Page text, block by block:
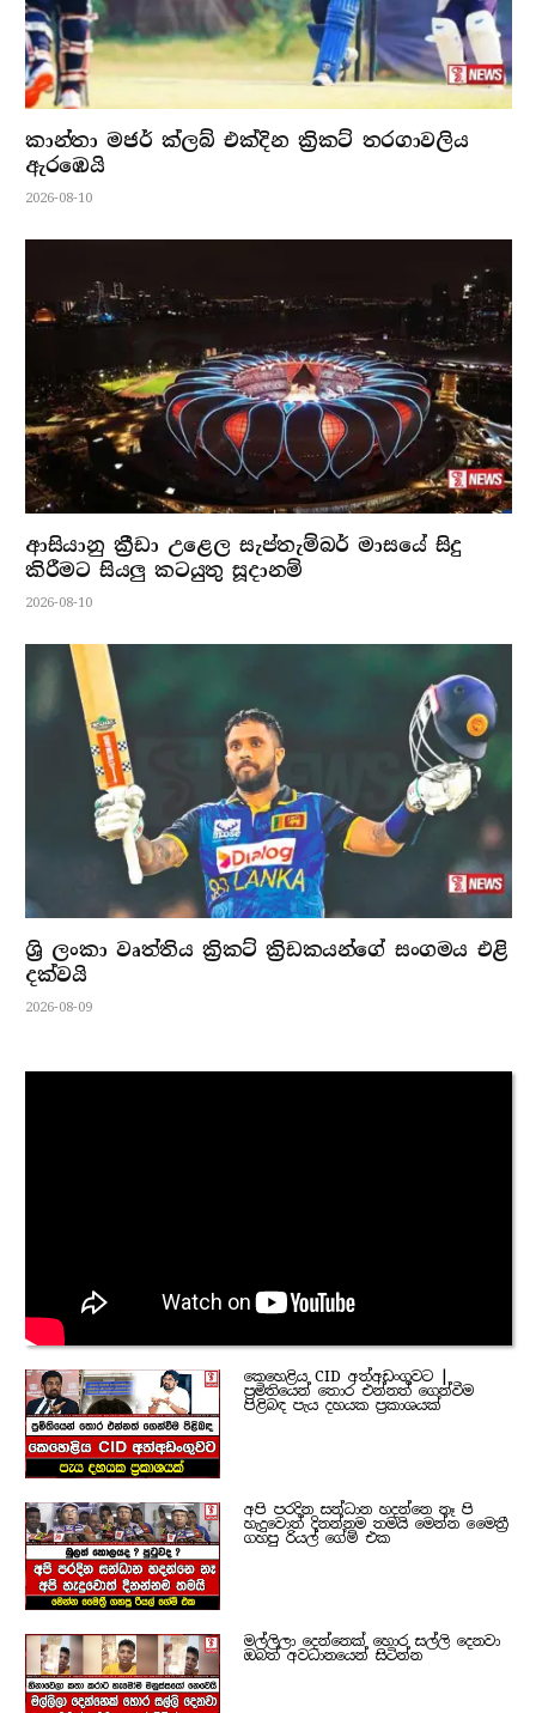
කාන්තා මජර් ක්ලබ් එක්දින ක්‍රිකට් තරගාවලිය
ඇරඹෙයි
2026-08-10
ආසියානු ක්‍රීඩා උළෙල සැප්තැම්බර් මාසයේ සිදු
කිරීමට සියලු කටයුතු සූදානම්
2026-08-10
ශ්‍රි ලංකා වෘත්තිය ක්‍රිකට් ක්‍රිඩකයන්ගේ සංගමය එළි
දක්වයි
2026-08-09
කෙහෙළිය CID අත්අඩංගුවට |
ප්‍රමිතියෙන් තොර එන්නත් ගෙන්වීම
පිළිබඳ පැය දහයක ප්‍රකාශයක්
අපි පරදින සන්ධාන හදන්නෙ නෑ පි
හැදුවොත් දිනන්නම තමයි මෙන්න මෛත්‍රී
ගහපු රියල් ගේම් එක
මල්ලිලා දෙන්නෙක් හොර සල්ලි දෙනවා
ඔබත් අවධානයෙන් සිටින්න